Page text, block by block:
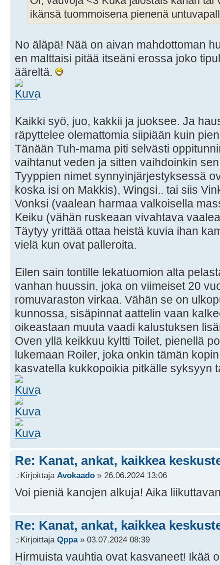
ikänsä tuommoisena pienenä
No äläpä! Nää on aivan mahdottoman
en malttaisi pitää itseäni erossa joko
ääreltä.
Kaikki syö, juo, kakkii ja juoksee. Ja
räpyttelee olemattomia siipiään kuin
Tänään Tuh-mama piti selvästi
vaihtanut veden ja sitten vaihdoinkin
Tyyppien nimet synnyinjärjestyksessä
koska isi on Makkis), Wingsi.. tai siis
Vonksi (vaalean harmaa valkoisella
Keiku (vähän ruskeaan vivahtava
Täytyy yrittää ottaa heistä kuvia ihan
vielä kun ovat palleroita.
Eilen sain tontille lekatuomion alta
vanhan huussin, joka on viimeiset 20
romuvaraston virkaa. Vähän se on
kunnossa, sisäpinnat aattelin vaan
oikeastaan muuta vaadi kalustuksen
Oven yllä keikkuu kyltti Toilet, pienellä
lukemaan Roiler, joka onkin tämän
kasvatella kukkopoikia pitkälle syksyyn
Re: Kanat, ankat, kaikkea
Kirjoittaja Avokaado » 26.06.2024 13:06
Voi pieniä kanojen alkuja! Aika
Re: Kanat, ankat, kaikkea
Kirjoittaja Qppa» 03.07.2024 08:39
Hirmuista vauhtia ovat kasvaneet! Ikää